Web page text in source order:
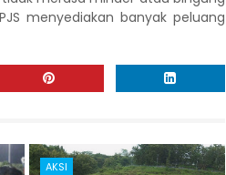
menyediakan banyak peluang
AKSI